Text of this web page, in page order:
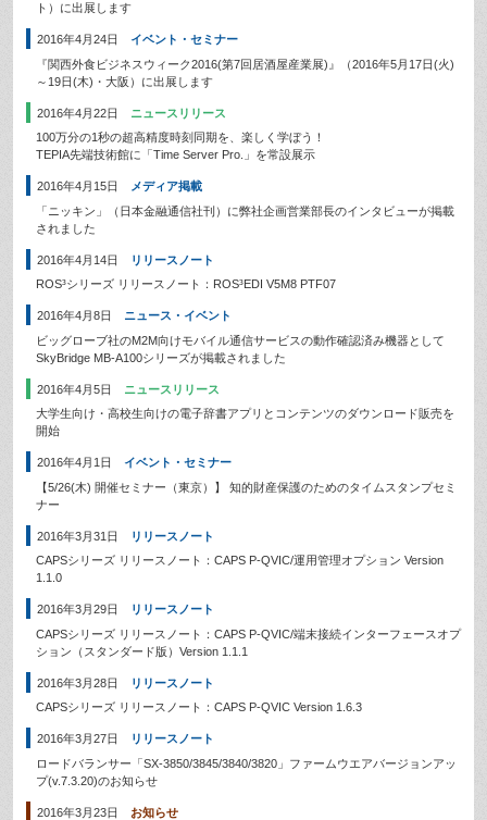
ト）に出展します
2016年4月24日
イベント・セミナー
『関西外食ビジネスウィーク2016(第7回居酒屋産業展)』（2016年5月17日(火)
～19日(木)・大阪）に出展します
2016年4月22日
ニュースリリース
100万分の1秒の超高精度時刻同期を、楽しく学ぼう！
TEPIA先端技術館に「Time Server Pro.」を常設展示
2016年4月15日
メディア掲載
「ニッキン」（日本金融通信社刊）に弊社企画営業部長のインタビューが掲載
されました
2016年4月14日
リリースノート
ROS³シリーズ リリースノート：ROS³EDI V5M8 PTF07
2016年4月8日
ニュース・イベント
ビッグローブ社のM2M向けモバイル通信サービスの動作確認済み機器として
SkyBridge MB-A100シリーズが掲載されました
2016年4月5日
ニュースリリース
大学生向け・高校生向けの電子辞書アプリとコンテンツのダウンロード販売を
開始
2016年4月1日
イベント・セミナー
【5/26(木) 開催セミナー（東京）】 知的財産保護のためのタイムスタンプセミ
ナー
2016年3月31日
リリースノート
CAPSシリーズ リリースノート：CAPS P-QVIC/運用管理オプション Version
1.1.0
2016年3月29日
リリースノート
CAPSシリーズ リリースノート：CAPS P-QVIC/端末接続インターフェースオプ
ション（スタンダード版）Version 1.1.1
2016年3月28日
リリースノート
CAPSシリーズ リリースノート：CAPS P-QVIC Version 1.6.3
2016年3月27日
リリースノート
ロードバランサー「SX-3850/3845/3840/3820」ファームウエアバージョンアッ
プ(v.7.3.20)のお知らせ
2016年3月23日
お知らせ